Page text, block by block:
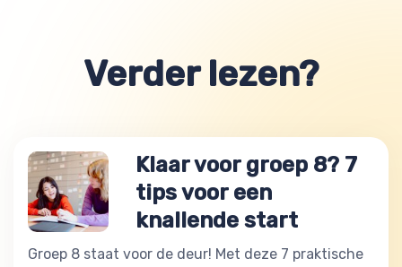
Verder lezen?
Klaar voor groep 8? 7
tips voor een
knallende start
Groep 8 staat voor de deur! Met deze 7 praktische